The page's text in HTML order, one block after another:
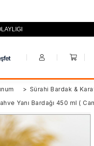
> Sürahi Bardak &
Yanı Bardağı 450 ml (